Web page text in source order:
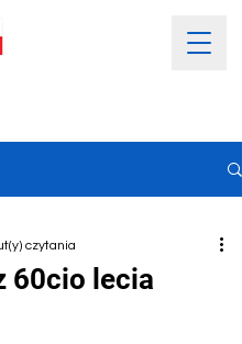
60cio lecia
czytania